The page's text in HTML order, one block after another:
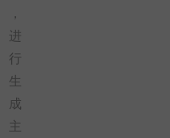
，
进
行
生
成
主